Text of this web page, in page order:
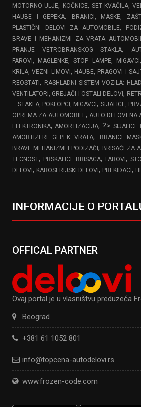
MOTORNO ULJE, KOČNICE, SET KVAČILA,
HAUBE I GEPEKA,
BRANICI, MASKE,
PLASTIČNI DELOVI ZA AUTOMOBILE,
BRAVE I MEHANIZMI ZA VRATA
PRANJE VETROBRANSKOG STAKLA,
FAROVI, MAGLENKE, STOP LAMPE, MIGAVCI ,
KRILA, VEZNI LIMOVI, HAUBE, PRAGOVI I
REOSTATI ,
RASHLADNI SISTEM VOZILA:
VENTILATORI, GREJAČI I OSTALI DELOVI,
– STAKLA, POKLOPCI, MIGAVCI, SIJALICE,
OPREMA ZA AUTOMOBILE,AUTO DELOVI NA
ELEKTRONIKA,AMORTIZACIJA, ?> SIJALICE
AMORTIZERI GEPEK VRATA, BRANICI
BRAVE MEHANIZMI I PODIZAČI , BRISAČI ZA
TECNOST, PRSKALICE BRISACA, FAROVI,
DELOVI , KAROSERIJSKI DELOVI , PREKIDACI ,
INFORMACIJE O
OFFICAL PARTNER
Ovaj portal je u vlasništvu preduzeća
Beograd
+381 61 1052 801
info@topcena-autodelovi.rs
www.frozen-code.com